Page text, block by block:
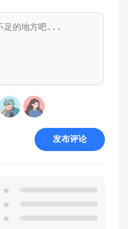
发布评论
★
★
★